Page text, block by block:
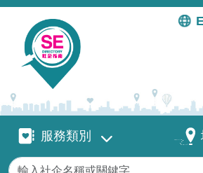
移至主內容
服務類別服務類別 地區
關鍵字